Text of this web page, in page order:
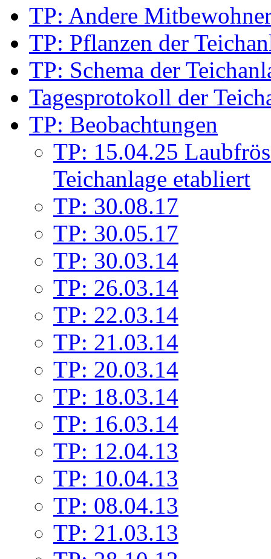
TP: Andere
TP: Pflanzen der
TP: Schema der
Tagesprotokoll der
TP: Beobachtungen
TP: 15.04.25
Teichanlage etabliert
TP: 30.08.17
TP: 30.05.17
TP: 30.03.14
TP: 26.03.14
TP: 22.03.14
TP: 21.03.14
TP: 20.03.14
TP: 18.03.14
TP: 16.03.14
TP: 12.04.13
TP: 10.04.13
TP: 08.04.13
TP: 21.03.13